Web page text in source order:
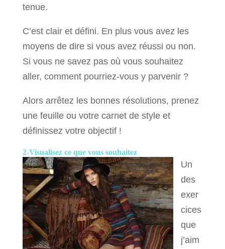
tenue.
C’est clair et défini. En plus vous avez les
moyens de dire si vous avez réussi ou non.
Si vous ne savez pas où vous souhaitez
aller, comment pourriez-vous y parvenir ?
Alors arrêtez les bonnes résolutions, prenez
une feuille ou votre carnet de style et
définissez votre objectif !
2-Visualisez ce que vous souhaitez
Un
des
exer
cices
que
j’aim